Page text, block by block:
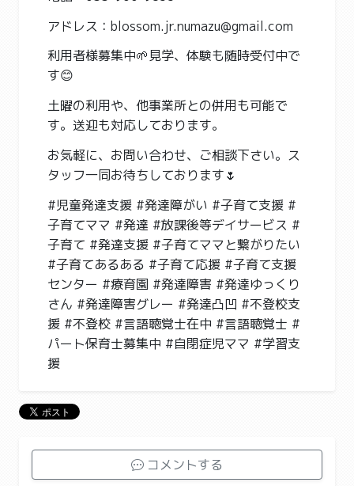
アドレス：blossom.jr.numazu@gmail.com
利用者様募集中🌱見学、体験も随時受付中で
す😊
土曜の利用や、他事業所との併用も可能で
す。送迎も対応しております。
お気軽に、お問い合わせ、ご相談下さい。ス
タッフ一同お待ちしております🌷
#児童発達支援 #発達障がい #子育て支援 #
子育てママ #発達 #放課後等デイサービス #
子育て #発達支援 #子育てママと繋がりたい
#子育てあるある #子育て応援 #子育て支援
センター #療育園 #発達障害 #発達ゆっくり
さん #発達障害グレー #発達凸凹 #不登校支
援 #不登校 #言語聴覚士在中 #言語聴覚士 #
パート保育士募集中 #自閉症児ママ #学習支
援
コメントする